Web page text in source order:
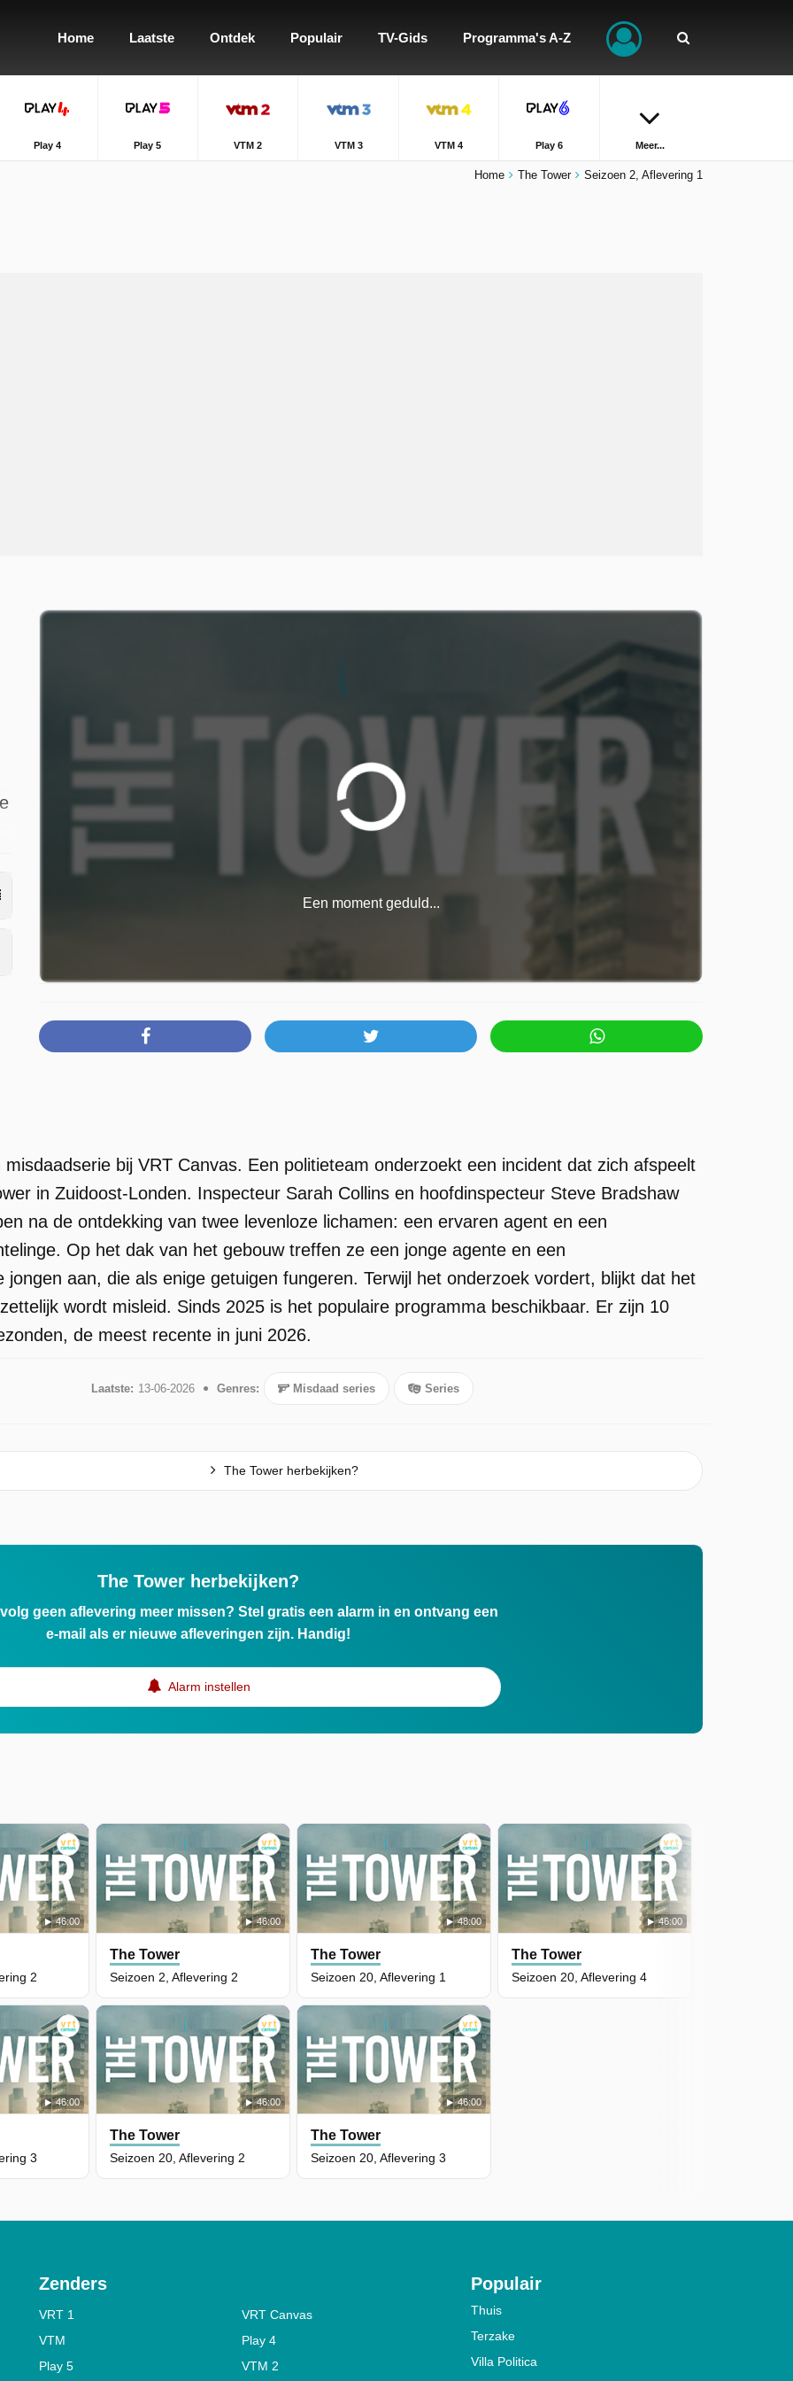
Home Laatste Ontdek Populair TV-Gids Programma's A-Z
Play 4 Play 5 VTM 2 VTM 3 VTM 4 Play 6 Meer...
Home The Tower Seizoen 2, Aflevering 1
Een moment geduld...
misdaadserie bij VRT Canvas. Een politieteam onderzoekt een incident dat zich afspeelt
in Zuidoost-Londen. Inspecteur Sarah Collins en hoofdinspecteur Steve Bradshaw
na de ontdekking van twee levenloze lichamen: een ervaren agent en een
Op het dak van het gebouw treffen ze een jonge agente en een
jongen aan, die als enige getuigen fungeren. Terwijl het onderzoek vordert, blijkt dat het
wordt misleid. Sinds 2025 is het populaire programma beschikbaar. Er zijn 10
de meest recente in juni 2026.
Laatste: 13-06-2026 Genres: Misdaad series Series
The Tower herbekijken?
The Tower herbekijken?
geen aflevering meer missen? Stel gratis een alarm in en ontvang een
e-mail als er nieuwe afleveringen zijn. Handig!
Alarm instellen
46:00
2
46:00
3
46:00
The Tower
Seizoen 2, Aflevering 2
48:00
The Tower
Seizoen 20, Aflevering 1
46:00
The Tower
Seizoen 20, Aflevering 2
46:00
The Tower
Seizoen 20, Aflevering 3
46:00
The Tower
Seizoen 20, Aflevering 4
Zenders
VRT 1
VRT Canvas
VTM
Play 4
Play 5
VTM 2
Populair
Thuis
Terzake
Villa Politica